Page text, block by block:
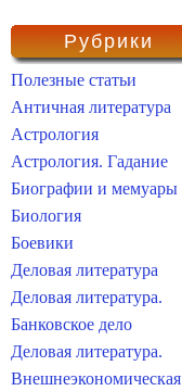
Рубрики
Полезные статьи
Античная литература
Астрология
Астрология. Гадание
Биографии и мемуары
Биология
Боевики
Деловая литература
Деловая литература.
Банковское дело
Деловая литература.
Внешнеэкономическая